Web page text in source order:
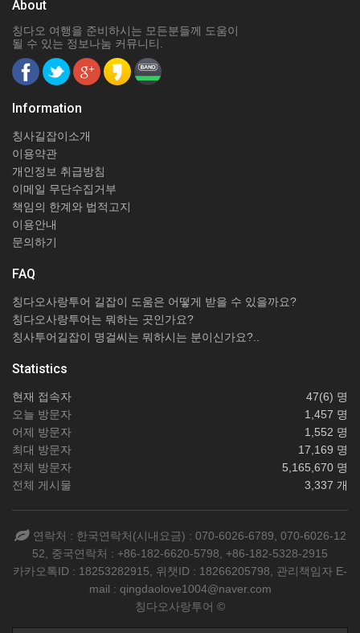
About
칭다오 여행을 준비하시는 모든분들께 도움이
될 수 있는 정보나눔 커뮤니티.
Information
칭사길잡이소개
이용약관
개인정보 취급방침
이메일 무단수집거부
책임의 한계와 법적고지
이용안내
문의하기
FAQ
칭다오사랑투어 길잡이 도움은 어떻게 받을 수 있을까요?
칭다오사랑투어는 뭐하는 곳인가요?
칭사투어길잡이 명걸씨는 뭐하시는 분이신가요?..
Statistics
현재 접속자
47(6) 명
오늘 방문자
1,457 명
어제 방문자
1,552 명
최대 방문자
17,169 명
전체 방문자
5,165,670 명
전체 게시물
3,337 개
연락처 : 한국연락처(시내요금) : 070-6026-6789, 070-6026-12
52, 중국연락처 : +86-182-6620-5798, +86-182-5328-2915
카카오톡ID : 18253282915, 위챗ID : 18266205798, 관리책임자 E-
mail : qingdaolove1004@naver.com
칭다오사랑투어 ©